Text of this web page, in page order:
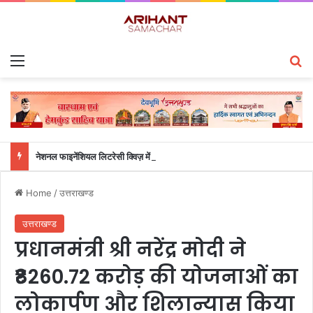
Home /उत्तराखण्ड
उत्तराखण्ड
प्रधानमंत्री श्री नरेंद्र मोदी ने
₹8260.72 करोड़ की योजनाओं का
लोकार्पण और शिलान्यास किया